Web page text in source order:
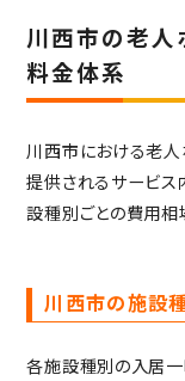
川西市の老人
料金体系
川西市における老人
提供されるサービス
設種別ごとの費用相
川西市の施設
各施設種別の入居